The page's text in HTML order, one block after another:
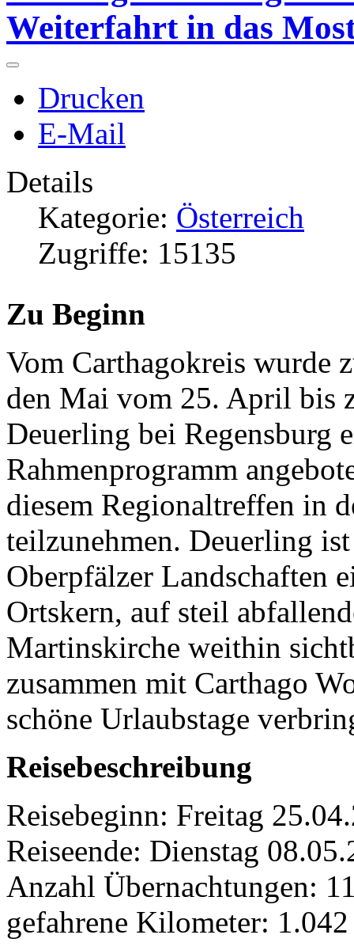
Weiterfahrt in das
Drucken
E-Mail
Details
Kategorie: Österreich
Zugriffe: 15135
Zu Beginn
Vom Carthagokreis wurde
den Mai vom 25. April bis
Deuerling bei Regensburg
Rahmenprogramm
diesem Regionaltreffen in
teilzunehmen. Deuerling
Oberpfälzer Landschaften
Ortskern, auf steil
Martinskirche weithin
zusammen mit Carthago
schöne Urlaubstage
Reisebeschreibung
Reisebeginn: Freitag
Reiseende: Dienstag
Anzahl Übernachtungen:
gefahrene Kilometer: